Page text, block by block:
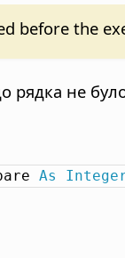
before the
не
As